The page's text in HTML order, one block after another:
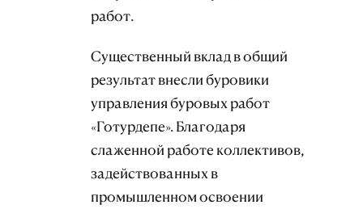
работ.
Существенный вклад в общий
результат внесли буровики
управления буровых работ
«Готурдепе». Благодаря
слаженной работе коллективов,
задействованных в
промышленном освоении